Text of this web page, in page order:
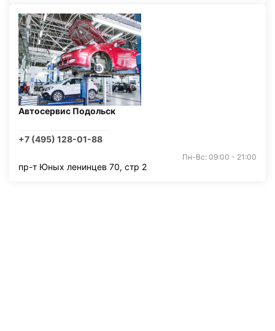
Автосервис Подольск
+7 (495) 128-01-88
Пн-Вс: 09:00 - 21:00
пр-т Юных ленинцев 70, стр 2